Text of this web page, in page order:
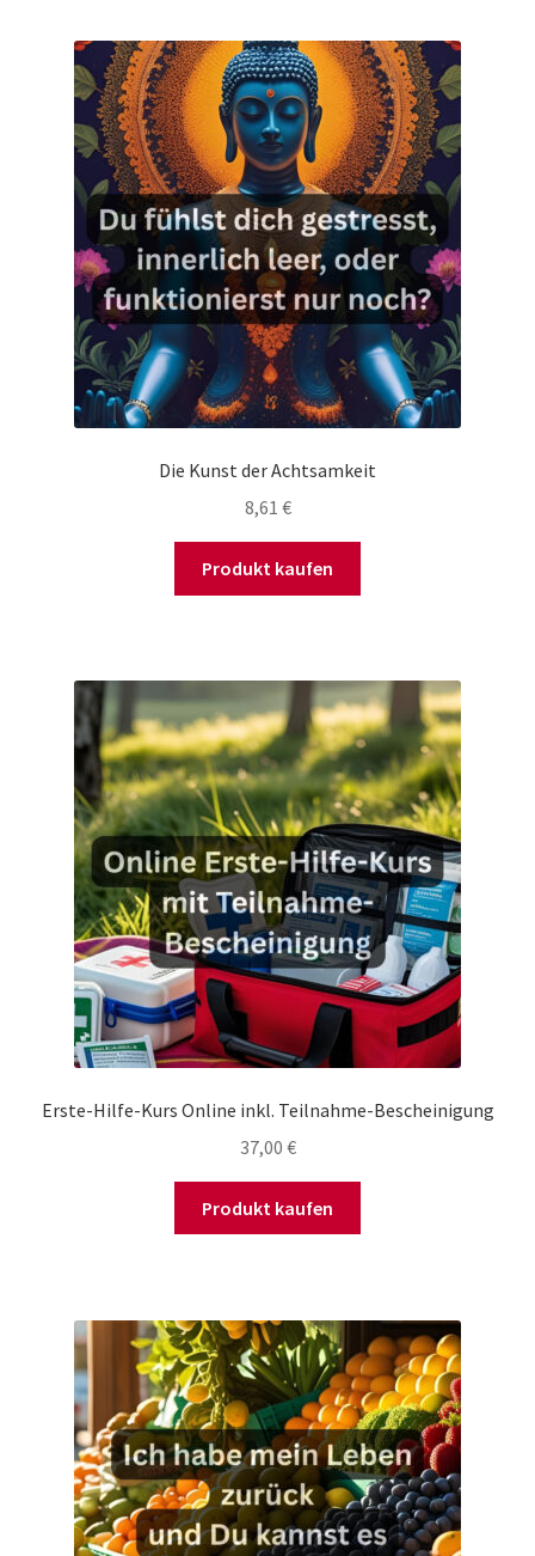
Die Kunst der Achtsamkeit
8,61 €
Produkt kaufen
Erste-Hilfe-Kurs Online inkl. Teilnahme-Bescheinigung
37,00 €
Produkt kaufen